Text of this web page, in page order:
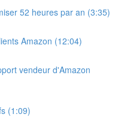
52 heures par an (3:35)
Amazon (12:04)
vendeur d'Amazon
(1:09)